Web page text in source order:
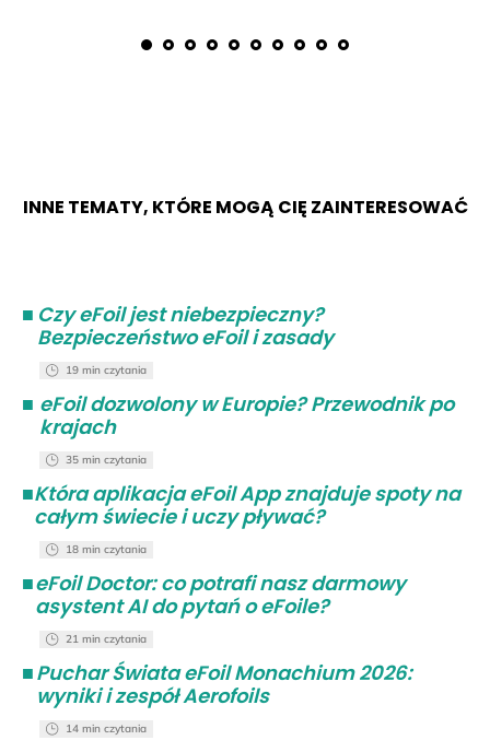
INNE TEMATY, KTÓRE MOGĄ CIĘ ZAINTERESOWAĆ
■ Czy eFoil jest niebezpieczny?
Bezpieczeństwo eFoil i zasady
19 min czytania
■ eFoil dozwolony w Europie? Przewodnik po
krajach
35 min czytania
■Która aplikacja eFoil App znajduje spoty na
całym świecie i uczy pływać?
18 min czytania
■eFoil Doctor: co potrafi nasz darmowy
asystent AI do pytań o eFoile?
21 min czytania
■Puchar Świata eFoil Monachium 2026:
wyniki i zespół Aerofoils
14 min czytania